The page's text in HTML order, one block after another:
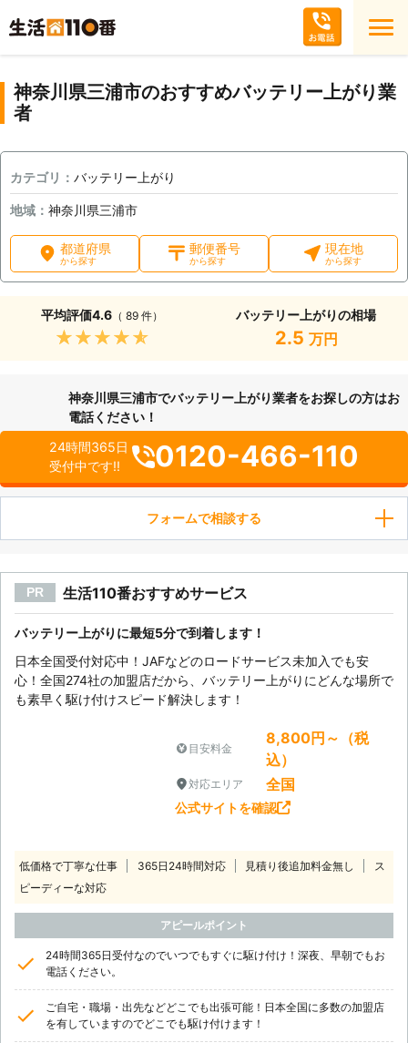
神奈川県三浦市のおすすめバッテリー上がり業
者
カテゴリ： バッテリー上がり
地域： 神奈川県三浦市
都道府県
から探す
郵便番号
から探す
現在地
から探す
平均評価4.6 （ 89 件）
★★★★★
バッテリー上がりの相場
2.5 万円
神奈川県三浦市でバッテリー上がり業者をお探しの方はお
電話ください！
24時間365日
受付中です!!
0120-466-110
フォームで相談する
PR 生活110番おすすめサービス
バッテリー上がりに最短5分で到着します！
日本全国受付対応中！JAFなどのロードサービス未加入でも安
心！全国274社の加盟店だから、バッテリー上がりにどんな場所で
も素早く駆け付けスピード解決します！
目安料金
8,800円～（税
込）
対応エリア 全国
公式サイトを確認
低価格で丁寧な仕事 365日24時間対応 見積り後追加料金無し
ス
ピーディーな対応
アピールポイント
24時間365日受付なのでいつでもすぐに駆け付け！深夜、早朝でもお
電話ください。
ご自宅・職場・出先などどこでも出張可能！日本全国に多数の加盟店
を有していますのでどこでも駆け付けます！